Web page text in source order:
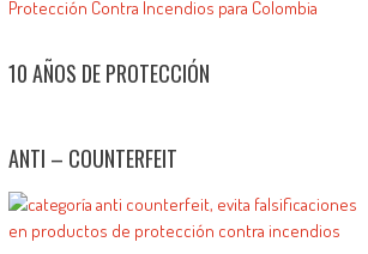
10 AÑOS DE PROTECCIÓN
ANTI – COUNTERFEIT